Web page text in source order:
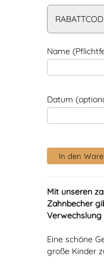
Name
Datum
Mit unseren
Zahnbecher
Verwechslung
Eine schöne
große Kinder